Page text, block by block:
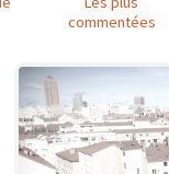
commentées